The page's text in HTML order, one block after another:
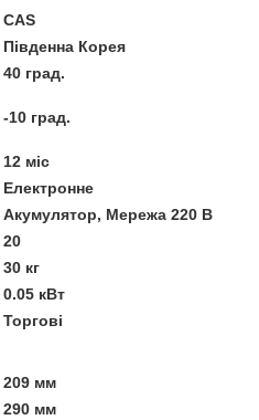
CAS
Південна Корея
40 град.
-10 град.
12 міс
Електронне
Акумулятор, Мережа 220 В
20
30 кг
0.05 кВт
Торгові
209 мм
290 мм